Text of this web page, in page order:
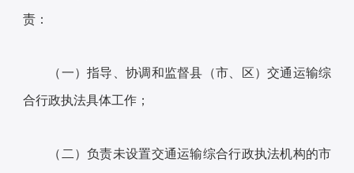
责：
（一）指导、协调和监督县（市、区）交通运输综
合行政执法具体工作；
（二）负责未设置交通运输综合行政执法机构的市